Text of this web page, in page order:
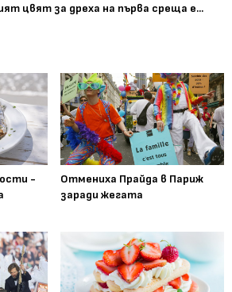
цвят за дреха на първа среща е...
-
Отмениха Прайда в Париж
заради жегата